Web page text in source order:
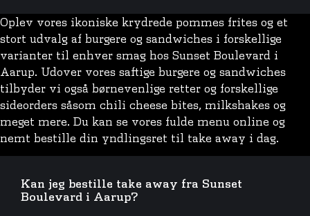
Oplev vores ikoniske krydrede pommes frites og et
stort udvalg af burgere og sandwiches i forskellige
varianter til enhver smag hos Sunset Boulevard i
Aarup. Udover vores saftige burgere og sandwiches
tilbyder vi også børnevenlige retter og forskellige
sideorders såsom chili cheese bites, milkshakes og
meget mere. Du kan se vores fulde menu online og
nemt bestille din yndlingsret til take away i dag.
Kan jeg bestille take away fra Sunset
Boulevard i Aarup?